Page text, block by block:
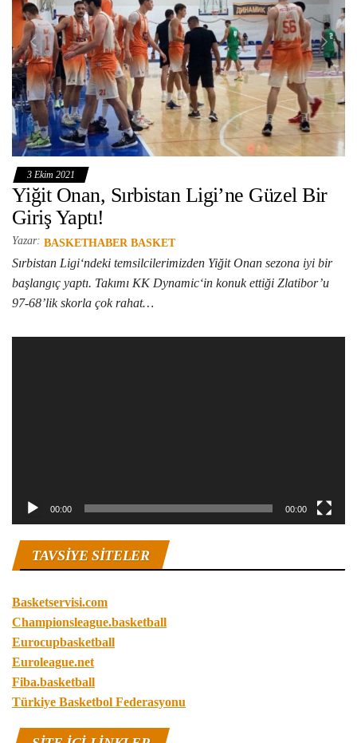
3 Ekim 2021
Yiğit Onan, Sırbistan Ligi’ne Güzel Bir
Giriş Yaptı!
Yazar: BASKETHABER BASKET
Sırbistan Ligi‘ndeki temsilcilerimizden Yiğit Onan sezona iyi bir
başlangıç yaptı. Takımı KK Dynamic‘in konuk ettiği Zlatibor’u
97-68’lik skorla çok rahat…
00:00 00:00
TAVSIYE SITELER
Basketservisi.com
Championsleague.basketball
Eurocupbasketball
Euroleague.net
Fiba.basketball
Türkiye Basketbol Federasyonu